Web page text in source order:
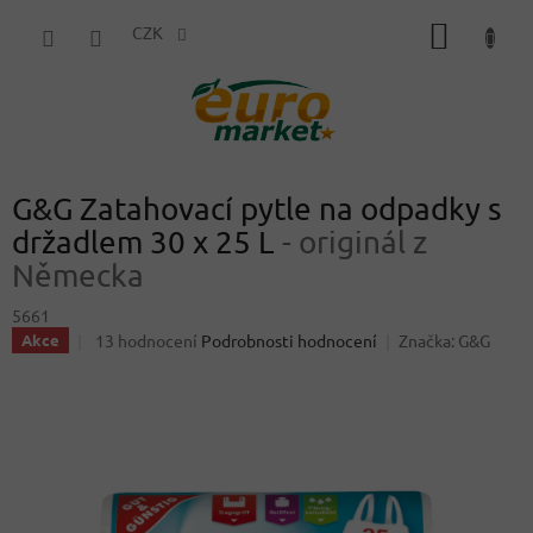
CZK
G&G Zatahovací pytle na odpadky s
držadlem 30 x 25 L - originál z
Německa
5661
Akce
Průměrné
hvězdiček.
13 hodnocení Podrobnosti hodnocení Značka: G&G